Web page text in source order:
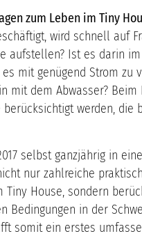
zum Leben im Tiny
wird schnell auf
aufstellen? Ist es darin
mit genügend Strom zu
mit dem Abwasser?
werden, die
selbst ganzjährig in
nur zahlreiche
Tiny House, sondern
Bedingungen in der
somit ein erstes